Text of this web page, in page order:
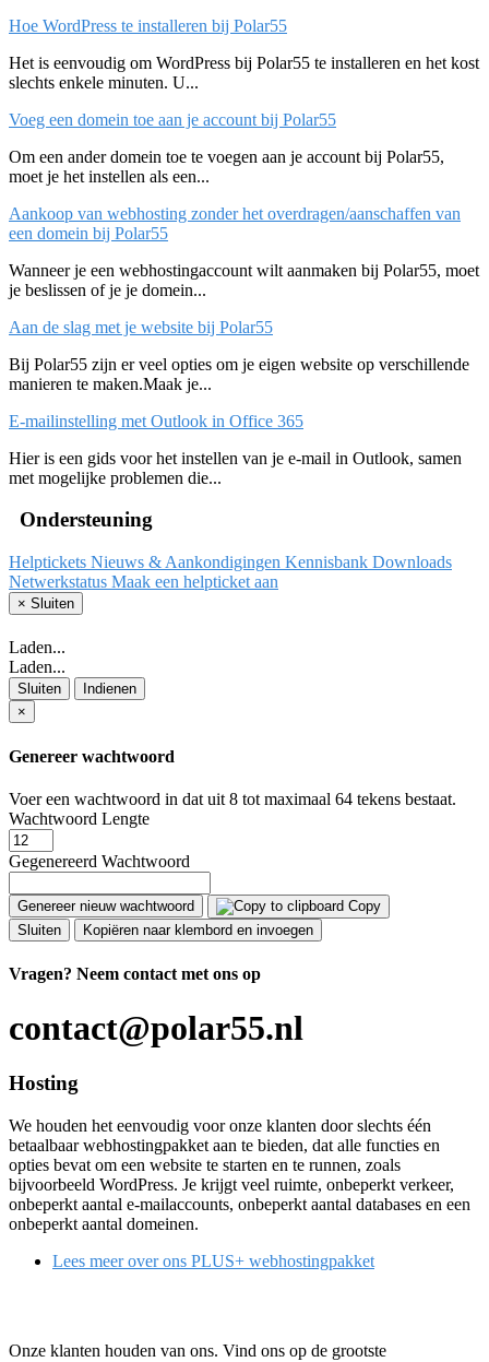
Hoe WordPress te installeren bij Polar55
Het is eenvoudig om WordPress bij Polar55 te installeren en het kost
slechts enkele minuten. U...
Voeg een domein toe aan je account bij Polar55
Om een ander domein toe te voegen aan je account bij Polar55,
moet je het instellen als een...
Aankoop van webhosting zonder het overdragen/aanschaffen van
een domein bij Polar55
Wanneer je een webhostingaccount wilt aanmaken bij Polar55, moet
je beslissen of je je domein...
Aan de slag met je website bij Polar55
Bij Polar55 zijn er veel opties om je eigen website op verschillende
manieren te maken.Maak je...
E-mailinstelling met Outlook in Office 365
Hier is een gids voor het instellen van je e-mail in Outlook, samen
met mogelijke problemen die...
Ondersteuning
Helptickets Nieuws & Aankondigingen Kennisbank Downloads
Netwerkstatus Maak een helpticket aan
× Sluiten
Laden...
Laden...
Sluiten
Indienen
×
Genereer wachtwoord
Voer een wachtwoord in dat uit 8 tot maximaal 64 tekens bestaat.
Wachtwoord Lengte
Gegenereerd Wachtwoord
Genereer nieuw wachtwoord
Copy
Sluiten
Kopiëren naar klembord en invoegen
Vragen? Neem contact met ons op
contact@polar55.nl
Hosting
We houden het eenvoudig voor onze klanten door slechts één
betaalbaar webhostingpakket aan te bieden, dat alle functies en
opties bevat om een website te starten en te runnen, zoals
bijvoorbeeld WordPress. Je krijgt veel ruimte, onbeperkt verkeer,
onbeperkt aantal e-mailaccounts, onbeperkt aantal databases en een
onbeperkt aantal domeinen.
Lees meer over ons PLUS+ webhostingpakket
Onze klanten houden van ons. Vind ons op de grootste